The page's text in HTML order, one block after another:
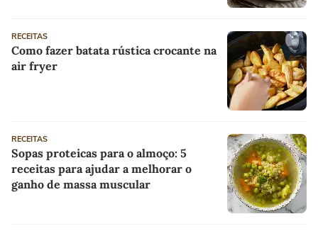
RECEITAS
Como fazer batata rústica crocante na
air fryer
RECEITAS
Sopas proteicas para o almoço: 5
receitas para ajudar a melhorar o
ganho de massa muscular